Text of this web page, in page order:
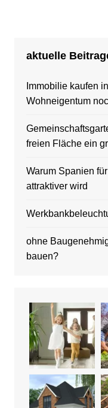
aktuelle
Immobilie kaufen
Wohneigentum
freien Fläche ein
Warum Spanien
attraktiver wird
ohne
bauen?